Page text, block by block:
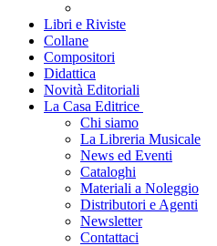
Libri e Riviste
Collane
Compositori
Didattica
Novità Editoriali
La Casa Editrice
Chi siamo
La Libreria Musicale
News ed Eventi
Cataloghi
Materiali a Noleggio
Distributori e Agenti
Newsletter
Contattaci